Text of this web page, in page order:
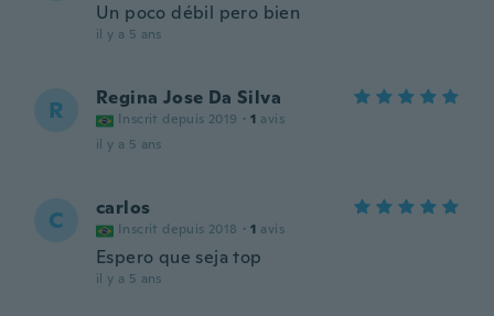
Un poco débil pero bien
il y a 5 ans
R Regina Jose Da Silva
Inscrit depuis 2019 · 1 avis
il y a 5 ans
C carlos
Inscrit depuis 2018 · 1 avis
Espero que seja top
il y a 5 ans